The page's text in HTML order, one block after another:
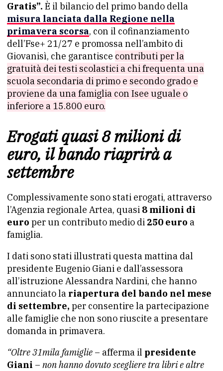
Gratis”. È il bilancio del primo bando della
misura lanciata dalla Regione nella
primavera scorsa, con il cofinanziamento
dell’Fse+ 21/27 e promossa nell’ambito di
Giovanisì, che garantisce contributi per la
gratuità dei testi scolastici a chi frequenta una
scuola secondaria di primo e secondo grado e
proviene da una famiglia con Isee uguale o
inferiore a 15.800 euro.
Erogati quasi 8 milioni di
euro, il bando riaprirà a
settembre
Complessivamente sono stati erogati, attraverso
l’Agenzia regionale Artea, quasi 8 milioni di
euro per un contributo medio di 250 euro a
famiglia.
I dati sono stati illustrati questa mattina dal
presidente Eugenio Giani e dall’assessora
all’istruzione Alessandra Nardini, che hanno
annunciato la riapertura del bando nel mese
di settembre, per consentire la partecipazione
alle famiglie che non sono riuscite a presentare
domanda in primavera.
“Oltre 31mila famiglie – afferma il presidente
Giani – non hanno dovuto scegliere tra libri e altre